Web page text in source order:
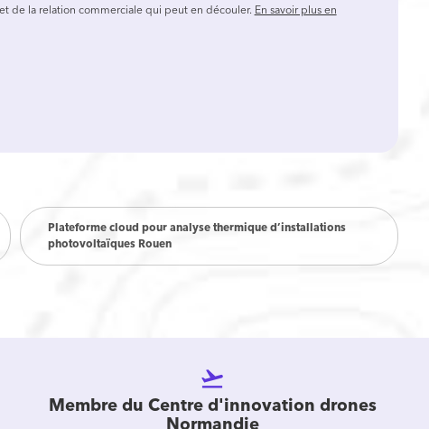
de la relation commerciale qui peut en découler.En savoir plus en
Plateforme cloud pour analyse thermique d’installations
photovoltaïques Rouen
flight_takeoff
Membre du Centre d'innovation drones